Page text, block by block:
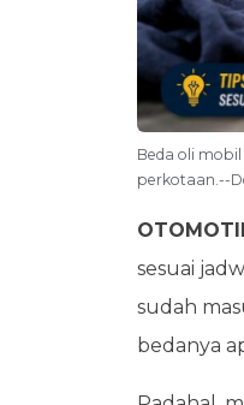
Beda oli
perkotaan.--
sesuai
sudah
bedanya